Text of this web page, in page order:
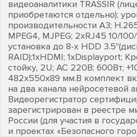
видеоаналитики TRASSIR
приобретаются отдельно);
производительности A3;
MPEG4, MJPEG; 2хRJ45 10/
установка до 8-х HDD
RAID);1хHDMI; 1хDisplayport;
стойку, 2U; AC 220В; 600Вт;
482х550х89 мм.В комплект
на два канала нейросетевой
Видеорегистратор
зарегистрирован в реестре
России (для участия в
и проектах «Безопасного